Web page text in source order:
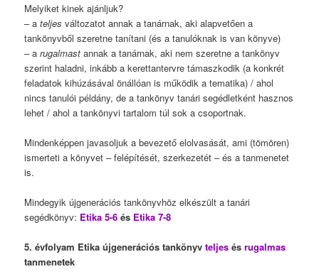
Melyiket kinek ajánljuk?
– ateljes változatot annak a tanárnak, aki alapvetően a
tankönyvből szeretne tanítani (és a tanulóknak is van könyve)
– arugalmast annak a tanárnak, aki nem szeretne a tankönyv
szerint haladni, inkább a kerettantervre támaszkodik (a konkrét
feladatok kihúzásával önállóan is működik a tematika) / ahol
nincs tanulói példány, de a tankönyv tanári segédletként hasznos
lehet / ahol a tankönyvi tartalom túl sok a csoportnak.
Mindenképpen javasoljuk a bevezető elolvasását, ami (tömören)
ismerteti a könyvet – felépítését, szerkezetét – és a tanmenetet
is.
Mindegyik újgenerációs tankönyvhöz elkészült a tanári
segédkönyv: Etika 5-6 és Etika 7-8
5. évfolyam Etika újgenerációs tankönyvteljes ésrugalmas
tanmenetek